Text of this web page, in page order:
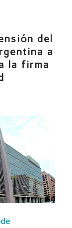
del
a
la firma